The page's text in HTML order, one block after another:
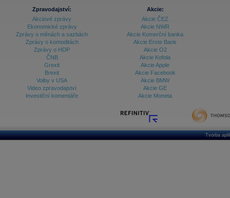
Zpravodajství:
Akciové zprávy
Ekonomické zprávy
Zprávy o měnách a sazbách
Zprávy o komoditách
Zprávy o HDP
ČNB
Grexit
Brexit
Volby v USA
Video zpravodajství
Investiční komentáře
Akcie:
Akcie ČEZ
Akcie NWR
Akcie Komerční banka
Akcie Erste Bank
Akcie O2
Akcie Kofola
Akcie Apple
Akcie Facebook
Akcie BMW
Akcie GE
Akcie Moneta
Tvorba